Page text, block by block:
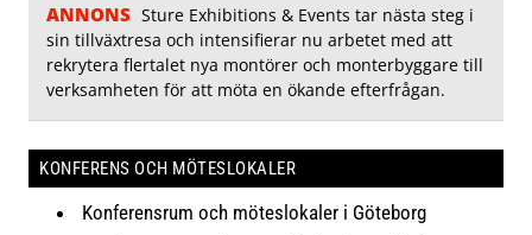
ANNONS Sture Exhibitions & Events tar nästa steg i
sin tillväxtresa och intensifierar nu arbetet med att
rekrytera flertalet nya montörer och monterbyggare till
verksamheten för att möta en ökande efterfrågan.
KONFERENS OCH MÖTESLOKALER
Konferensrum och möteslokaler i Göteborg